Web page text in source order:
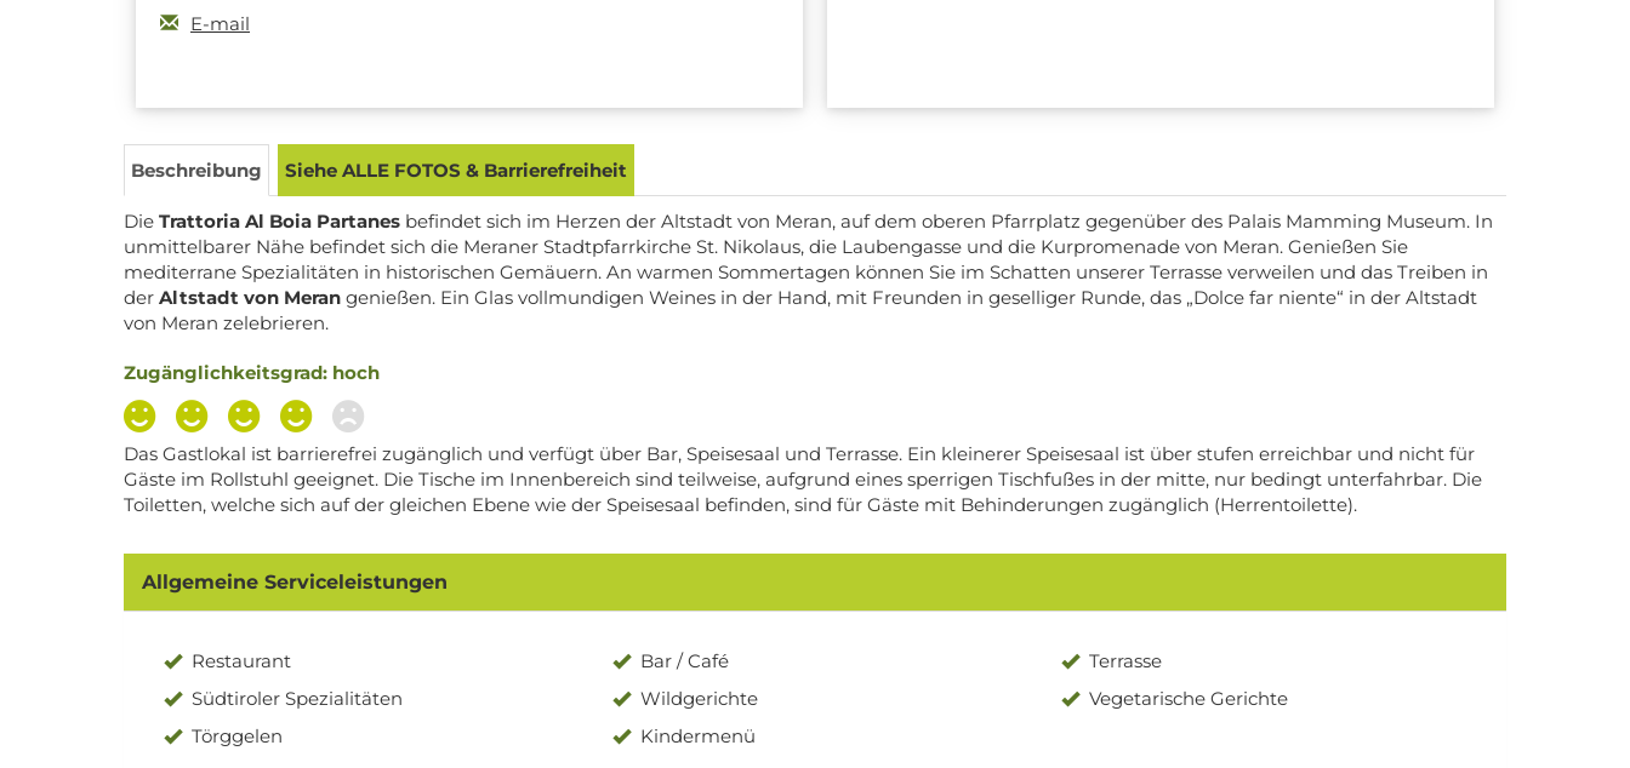
E-mail
Beschreibung Siehe ALLE FOTOS & Barrierefreiheit
Die Trattoria Al Boia Partanes befindet sich im Herzen der Altstadt von Meran, auf dem oberen Pfarrplatz gegenüber des Palais Mamming Museum. In
unmittelbarer Nähe befindet sich die Meraner Stadtpfarrkirche St. Nikolaus, die Laubengasse und die Kurpromenade von Meran. Genießen Sie
mediterrane Spezialitäten in historischen Gemäuern. An warmen Sommertagen können Sie im Schatten unserer Terrasse verweilen und das Treiben in
der Altstadt von Meran genießen. Ein Glas vollmundigen Weines in der Hand, mit Freunden in geselliger Runde, das „Dolce far niente“ in der Altstadt
von Meran zelebrieren.
Zugänglichkeitsgrad: hoch
Das Gastlokal ist barrierefrei zugänglich und verfügt über Bar, Speisesaal und Terrasse. Ein kleinerer Speisesaal ist über stufen erreichbar und nicht für
Gäste im Rollstuhl geeignet. Die Tische im Innenbereich sind teilweise, aufgrund eines sperrigen Tischfußes in der mitte, nur bedingt unterfahrbar. Die
Toiletten, welche sich auf der gleichen Ebene wie der Speisesaal befinden, sind für Gäste mit Behinderungen zugänglich (Herrentoilette).
Allgemeine Serviceleistungen
Restaurant Bar / Café
Terrasse
Südtiroler Spezialitäten
Wildgerichte
Vegetarische Gerichte
Törggelen
Kindermenü